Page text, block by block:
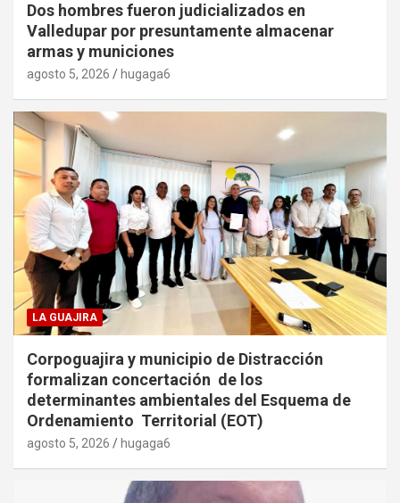
Dos hombres fueron judicializados en
Valledupar por presuntamente almacenar
armas y municiones
agosto 5, 2026 hugaga6
LA GUAJIRA
Corpoguajira y municipio de Distracción
formalizan concertación de los
determinantes ambientales del Esquema de
Ordenamiento Territorial (EOT)
agosto 5, 2026 hugaga6